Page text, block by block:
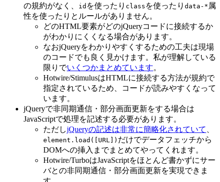
の規約がなく、
id を使ったり class を使ったり data-* 属
性を使ったりとルールがありません。
どのHTML要素がどのjQueryコードに接続するか
がわかりにくくなる場合があります。
なおjQueryをわかりやすくするための工夫は現場
のコードでも良く見かけます。私が理解している
限りでいくつかまとめています。
Hotwire/StimulusはHTMLに接続する方法が規約で
指定されているため、コードが読みやすくなって
います。
jQueryで非同期通信・部分画面更新をする場合は
JavaScriptで処理を記述する必要があります。
ただしjQueryの記述は非常に簡略化されていて
element.load([URL]) だけでデータフェッチから
DOMへの挿入までまとめてやってくれます。
Hotwire/TurboはJavaScriptをほとんど書かずにサー
バとの非同期通信・部分画面更新を実現できま